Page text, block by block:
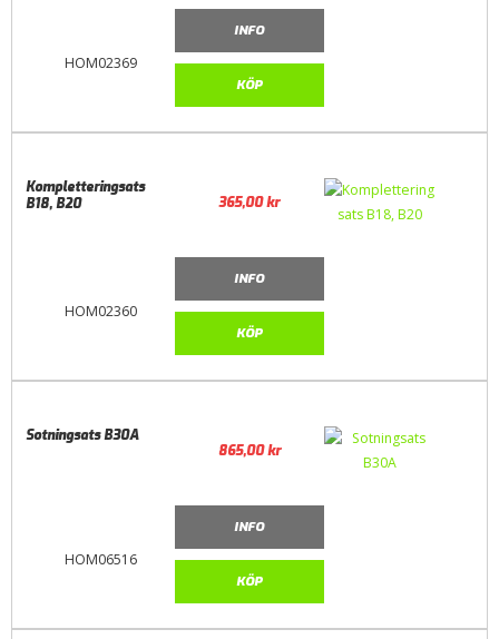
HOM02369
INFO
KÖP
HOM02360
Kompletteringsats
B18, B20
365,00kr
INFO
KÖP
HOM06516
Sotningsats B30A
865,00kr
INFO
KÖP